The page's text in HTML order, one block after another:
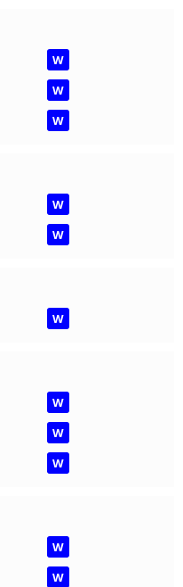
W
W
W
W
W
W
W
W
W
W
W